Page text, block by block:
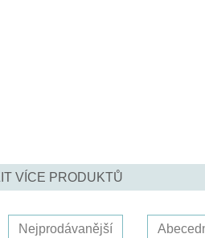
VÍCE PRODUKTŮ
Nejprodávanější